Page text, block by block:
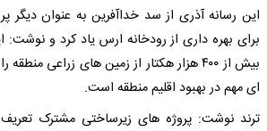
این رسانه آذری از سد خداآفرین به عنوان دیگر
برای بهره داری از رودخانه ارس یاد کرد و نوشت:
بیش از ۴۰۰ هزار هکتار از زمین های زراعی
ای مهم در بهبود اقلیم منطقه است.
ترند نوشت: پروژه های زیرساختی مشترک